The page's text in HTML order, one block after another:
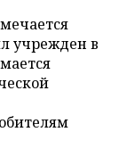
учрежден в